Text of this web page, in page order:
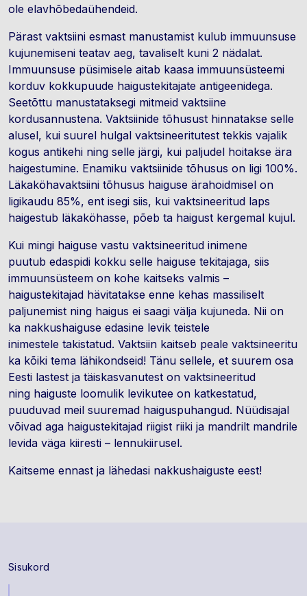
Sisukord
ole elavhõbedaühendeid.
Pärast vaktsiini esmast manustamist kulub immuunsuse
kujunemiseni teatav aeg, tavaliselt kuni 2 nädalat.
Immuunsuse püsimisele aitab kaasa immuunsüsteemi
korduv kokkupuude haigustekitajate antigeenidega.
Seetõttu manustataksegi mitmeid vaktsiine
kordusannustena. Vaktsiinide tõhusust hinnatakse selle
alusel, kui suurel hulgal vaktsineeritutest tekkis vajalik
kogus antikehi ning selle järgi, kui paljudel hoitakse ära
haigestumine. Enamiku vaktsiinide tõhusus on ligi 100%.
Läkaköhavaktsiini tõhusus haiguse ärahoidmisel on
ligikaudu 85%, ent isegi siis, kui vaktsineeritud laps
haigestub läkaköhasse, põeb ta haigust kergemal kujul.
Kui mingi haiguse vastu vaktsineeritud inimene
puutub edaspidi kokku selle haiguse tekitajaga, siis
immuunsüsteem on kohe kaitseks valmis –
haigustekitajad hävitatakse enne kehas massiliselt
paljunemist ning haigus ei saagi välja kujuneda. Nii on
ka nakkushaiguse edasine levik teistele
inimestele takistatud. Vaktsiin kaitseb peale vaktsineeritu
ka kõiki tema lähikondseid! Tänu sellele, et suurem osa
Eesti lastest ja täiskasvanutest on vaktsineeritud
ning haiguste loomulik levikutee on katkestatud,
puuduvad meil suuremad haiguspuhangud. Nüüdisajal
võivad aga haigustekitajad riigist riiki ja mandrilt mandrile
levida väga kiiresti – lennukiirusel.
Kaitseme ennast ja lähedasi nakkushaiguste eest!